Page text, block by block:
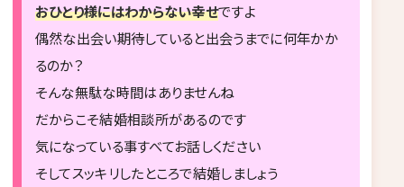
おひとり様にはわからない幸せですよ
偶然な出会い期待していると出会うまでに何年かか
るのか？
そんな無駄な時間はありませんね
だからこそ結婚相談所があるのです
気になっている事すべてお話しください
そしてスッキリしたところで結婚しましょう